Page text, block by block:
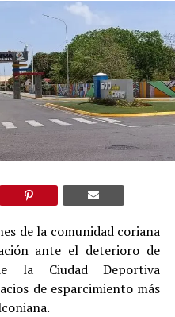
de la comunidad coriana
ante el deterioro de
la Ciudad Deportiva
de esparcimiento más